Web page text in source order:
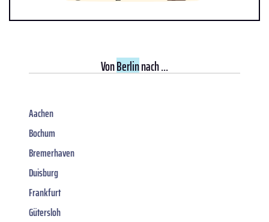
VonBerlinnach ...
Aachen
Bochum
Bremerhaven
Duisburg
Frankfurt
Gütersloh